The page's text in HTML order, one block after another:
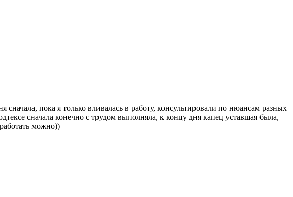
пока я только вливалась в работу, консультировали по нюансам разных
сначала конечно с трудом выполняла, к концу дня капец уставшая была,
можно))